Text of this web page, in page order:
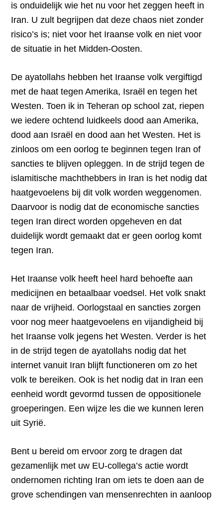
is onduidelijk wie het nu voor het zeggen heeft in
Iran. U zult begrijpen dat deze chaos niet zonder
risico’s is; niet voor het Iraanse volk en niet voor
de situatie in het Midden-Oosten.
De ayatollahs hebben het Iraanse volk vergiftigd
met de haat tegen Amerika, Israël en tegen het
Westen. Toen ik in Teheran op school zat, riepen
we iedere ochtend luidkeels dood aan Amerika,
dood aan Israël en dood aan het Westen. Het is
zinloos om een oorlog te beginnen tegen Iran of
sancties te blijven opleggen. In de strijd tegen de
islamitische machthebbers in Iran is het nodig dat
haatgevoelens bij dit volk worden weggenomen.
Daarvoor is nodig dat de economische sancties
tegen Iran direct worden opgeheven en dat
duidelijk wordt gemaakt dat er geen oorlog komt
tegen Iran.
Het Iraanse volk heeft heel hard behoefte aan
medicijnen en betaalbaar voedsel. Het volk snakt
naar de vrijheid. Oorlogstaal en sancties zorgen
voor nog meer haatgevoelens en vijandigheid bij
het Iraanse volk jegens het Westen. Verder is het
in de strijd tegen de ayatollahs nodig dat het
internet vanuit Iran blijft functioneren om zo het
volk te bereiken. Ook is het nodig dat in Iran een
eenheid wordt gevormd tussen de oppositionele
groeperingen. Een wijze les die we kunnen leren
uit Syrië.
Bent u bereid om ervoor zorg te dragen dat
gezamenlijk met uw EU-collega’s actie wordt
ondernomen richting Iran om iets te doen aan de
grove schendingen van mensenrechten in aanloop